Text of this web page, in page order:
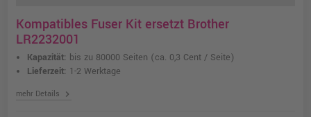
Kompatibles Fuser Kit ersetzt Brother
LR2232001
Kapazität: bis zu 80000 Seiten (ca. 0,3 Cent / Seite)
Lieferzeit: 1-2 Werktage
mehr Details chevron_right